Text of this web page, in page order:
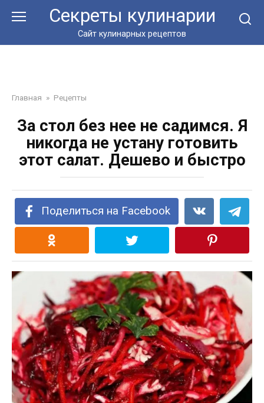
Секреты кулинарии
Сайт кулинарных рецептов
Главная » Рецепты
За стол без нее не садимся. Я
никогда не устану готовить
этот салат. Дешево и быстро
Поделиться на Facebook